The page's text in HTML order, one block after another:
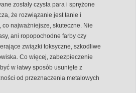
zostały czysta para i sprężone
że rozwiązanie jest tanie i
co najważniejsze, skuteczne. Nie
ani ropopochodne farby czy
związki toksyczne, szkodliwe
Co więcej, zabezpieczenie
w łatwy sposób usunięte z
od przeznaczenia metalowych